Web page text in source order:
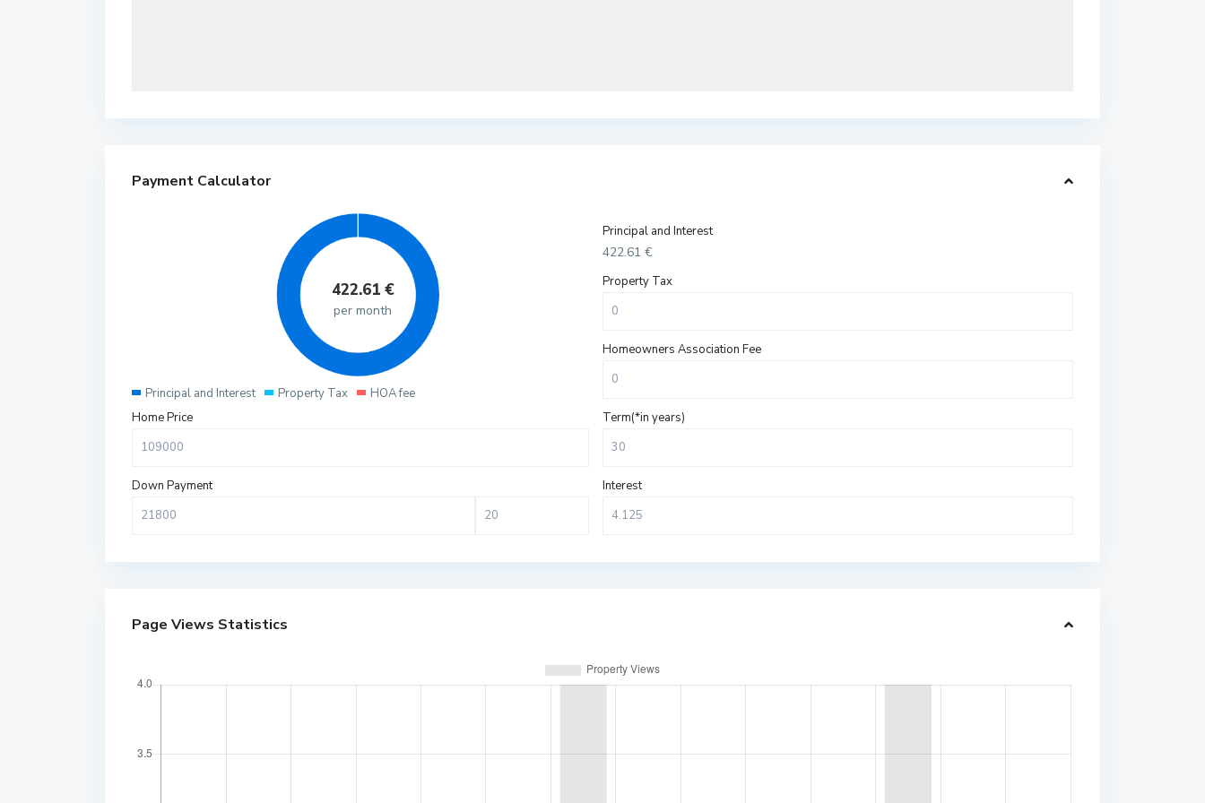
Payment Calculator
422.61€
per month
Principal and Interest Property Tax HOA fee
Principal and Interest
422.61 €
Property Tax
Homeowners Association Fee
Home Price
Down Payment
Term(*in years)
Interest
Page Views Statistics